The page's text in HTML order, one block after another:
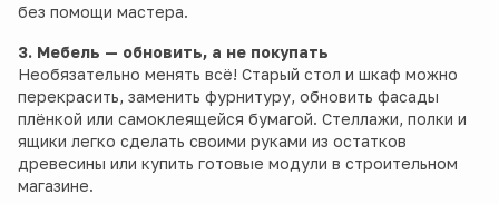
без помощи мастера.
3. Мебель — обновить, а не покупать
Необязательно менять всё! Старый стол и шкаф можно
перекрасить, заменить фурнитуру, обновить фасады
плёнкой или самоклеящейся бумагой. Стеллажи, полки и
ящики легко сделать своими руками из остатков
древесины или купить готовые модули в строительном
магазине.